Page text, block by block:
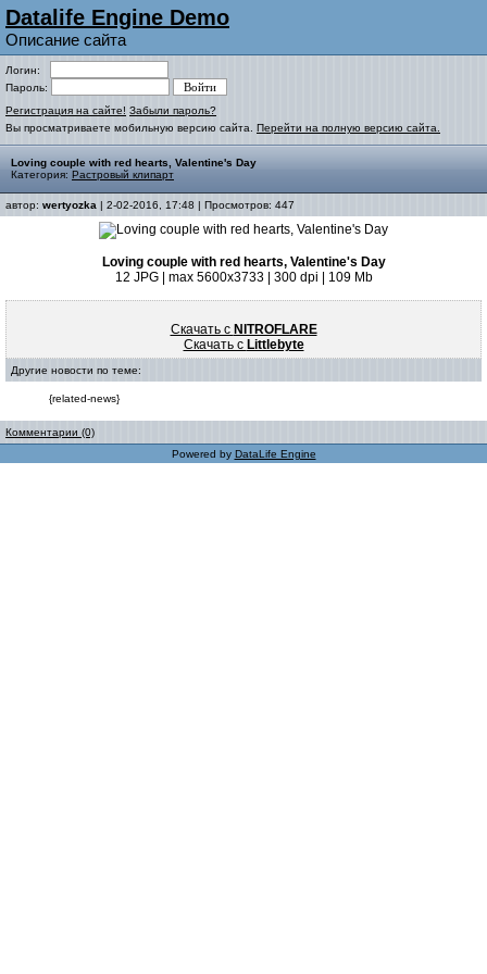
Datalife Engine Demo
Описание сайта
Логин:
Пароль:
Регистрация на сайте! Забыли пароль?
Вы просматриваете мобильную версию сайта. Перейти на полную версию сайта.
Loving couple with red hearts, Valentine's Day
Категория: Растровый клипарт
автор: wertyozka | 2-02-2016, 17:48 | Просмотров: 447
Loving couple with red hearts, Valentine's Day
12 JPG | max 5600x3733 | 300 dpi | 109 Mb
Скачать с NITROFLARE
Скачать с Littlebyte
Другие новости по теме:
{related-news}
Комментарии (0)
Powered by DataLife Engine